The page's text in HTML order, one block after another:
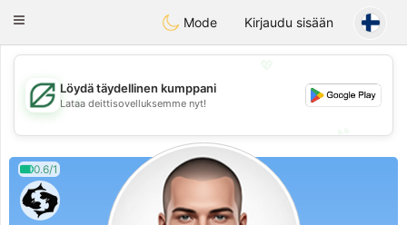
GulfDating
Toggle
Mode Kirjaudu sisään
💖
💕
Löydä täydellinen kumppani
Lataa deittisovelluksemme nyt!
0.6/1